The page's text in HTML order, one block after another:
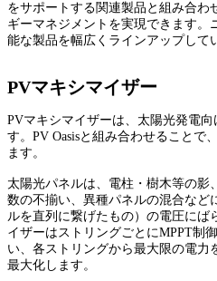
をサポートする関連製品と組み合わ
ギーマネジメントを実現できます。
能な製品を幅広くラインアップして
PVマキシマイザー
PVマキシマイザーは、太陽光発電
す。PV Oasisと組み合わせることで
ます。
太陽光パネルは、電柱・樹木等の影
数の不揃い、異種パネルの混合など
ルを直列に繋げたもの）の電圧にば
イザーはストリングごとにMPPT制
い、各ストリングから最大限の電力
最大化します。